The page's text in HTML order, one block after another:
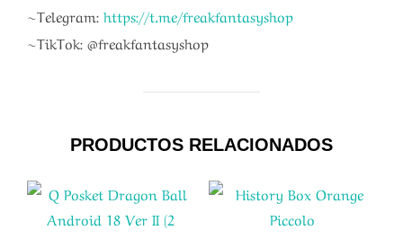
~Telegram: https://t.me/freakfantasyshop
~TikTok: @freakfantasyshop
PRODUCTOS RELACIONADOS